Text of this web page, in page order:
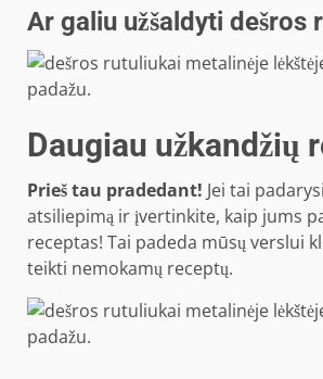
Ar galiu užšaldyti dešros
Daugiau užkandžių
Prieš tau pradedant! Jei tai
atsiliepimą ir įvertinkite, kaip jums
receptas! Tai padeda mūsų verslui
teikti nemokamų receptų.